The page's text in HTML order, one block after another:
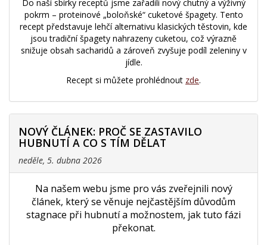
Do naší sbírky receptů jsme zařadili nový chutný a výživný
pokrm – proteinové „boloňské“ cuketové špagety. Tento
recept představuje lehčí alternativu klasických těstovin, kde
jsou tradiční špagety nahrazeny cuketou, což výrazně
snižuje obsah sacharidů a zároveň zvyšuje podíl zeleniny v
jídle.
Recept si můžete prohlédnout zde.
NOVÝ ČLÁNEK: PROČ SE ZASTAVILO
HUBNUTÍ A CO S TÍM DĚLAT
neděle, 5. dubna 2026
Na našem webu jsme pro vás zveřejnili nový
článek, který se věnuje nejčastějším důvodům
stagnace při hubnutí a možnostem, jak tuto fázi
překonat.